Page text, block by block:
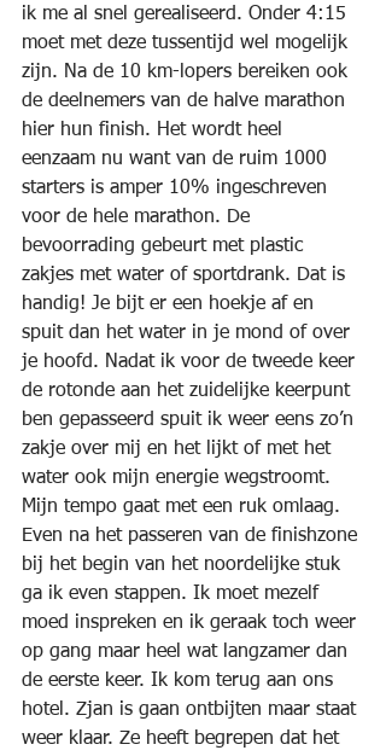
ik me al snel gerealiseerd. Onder 4:15
moet met deze tussentijd wel mogelijk
zijn. Na de 10 km-lopers bereiken ook
de deelnemers van de halve marathon
hier hun finish. Het wordt heel
eenzaam nu want van de ruim 1000
starters is amper 10% ingeschreven
voor de hele marathon. De
bevoorrading gebeurt met plastic
zakjes met water of sportdrank. Dat is
handig! Je bijt er een hoekje af en
spuit dan het water in je mond of over
je hoofd. Nadat ik voor de tweede keer
de rotonde aan het zuidelijke keerpunt
ben gepasseerd spuit ik weer eens zo’n
zakje over mij en het lijkt of met het
water ook mijn energie wegstroomt.
Mijn tempo gaat met een ruk omlaag.
Even na het passeren van de finishzone
bij het begin van het noordelijke stuk
ga ik even stappen. Ik moet mezelf
moed inspreken en ik geraak toch weer
op gang maar heel wat langzamer dan
de eerste keer. Ik kom terug aan ons
hotel. Zjan is gaan ontbijten maar staat
weer klaar. Ze heeft begrepen dat het